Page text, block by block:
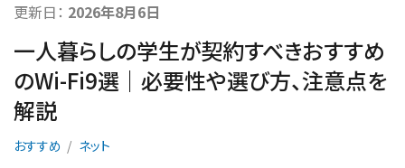
更新日： 2026年8月6日
一人暮らしの学生が契約すべきおすすめ
のWi-Fi9選｜必要性や選び方、注意点を
解説
おすすめ ネット